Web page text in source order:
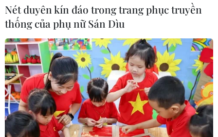
CƠ QUAN CHỦ QUẢN: THÔNG TẤN XÃ VIỆT NAM
Tổng Biên tập: TRẦN TIẾN DUẨN
Phó Tổng Biên tập: NGUYỄN THỊ TÁM, KHÚC THANH
THỦY
Sở hữu trí tuệ
Quy định sử dụng
RSS
Hỗ trợ
Nét duyên kín đáo trong trang phục truyền
thống của phụ nữ Sán Dìu